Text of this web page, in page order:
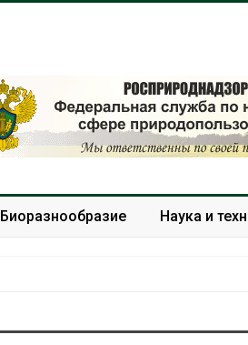
Биоразнообразие Наука и